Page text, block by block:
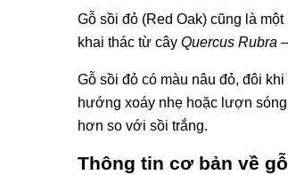
Gỗ sồi đỏ (Red Oak) cũng là
khai thác từ cây Quercus Rubra
Gỗ sồi đỏ có màu nâu đỏ, đôi
hướng xoáy nhẹ hoặc lượn
hơn so với sồi trắng.
Thông tin cơ bản về